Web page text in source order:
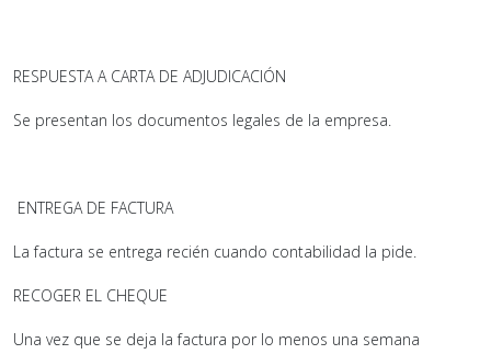
RESPUESTA A CARTA DE ADJUDICACIÓN
Se presentan los documentos legales de la empresa.
ENTREGA DE FACTURA
La factura se entrega recién cuando contabilidad la pide.
RECOGER EL CHEQUE
Una vez que se deja la factura por lo menos una semana